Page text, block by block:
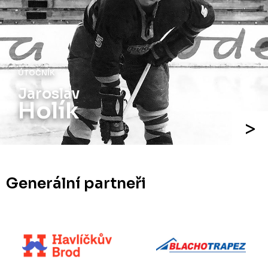
ÚTOČNÍK
Jaroslav
Holík
Generální partneři